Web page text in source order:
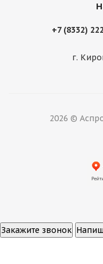
+7 (8332)
г.
2026 ©
Закажите звонок